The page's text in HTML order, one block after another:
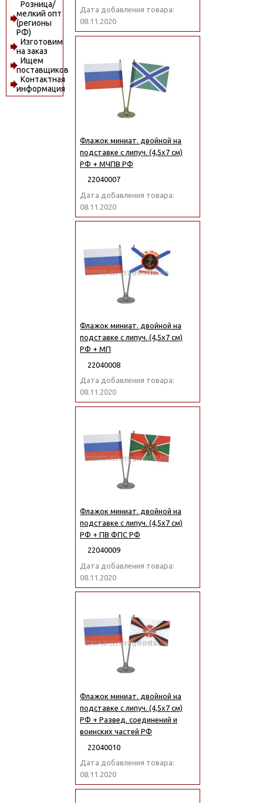
Розница/
мелкий опт
(регионы
РФ)
Изготовим
на заказ
Ищем
поставщиков
Контактная
информация
Дата добавления товара:
08.11.2020
Флажок миниат. двойной на
подставке с липуч. (4,5х7 см)
РФ + МЧПВ РФ
22040007
Дата добавления товара:
08.11.2020
Флажок миниат. двойной на
подставке с липуч. (4,5х7 см)
РФ + МП
22040008
Дата добавления товара:
08.11.2020
Флажок миниат. двойной на
подставке с липуч. (4,5х7 см)
РФ + ПВ ФПС РФ
22040009
Дата добавления товара:
08.11.2020
Флажок миниат. двойной на
подставке с липуч. (4,5х7 см)
РФ + Развед. соединений и
воинских частей РФ
22040010
Дата добавления товара:
08.11.2020